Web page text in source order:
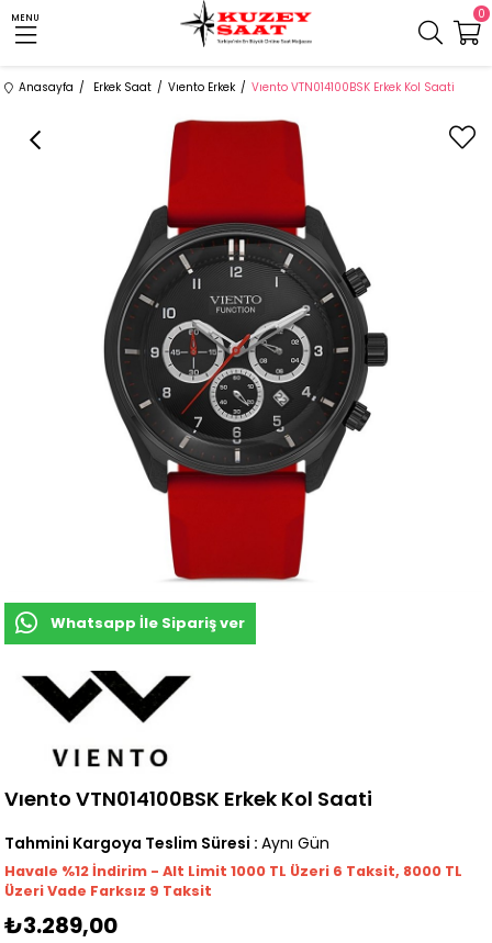
MENU 0
Anasayfa Erkek Saat Vıento Erkek Vıento VTN014100BSK Erkek Kol Saati
Whatsapp İle Sipariş ver
Vıento VTN014100BSK Erkek Kol Saati
Tahmini Kargoya Teslim Süresi : Aynı Gün
Havale %12 İndirim - Alt Limit 1000 TL Üzeri 6 Taksit, 8000 TL
Üzeri Vade Farksız 9 Taksit
₺3.289,00